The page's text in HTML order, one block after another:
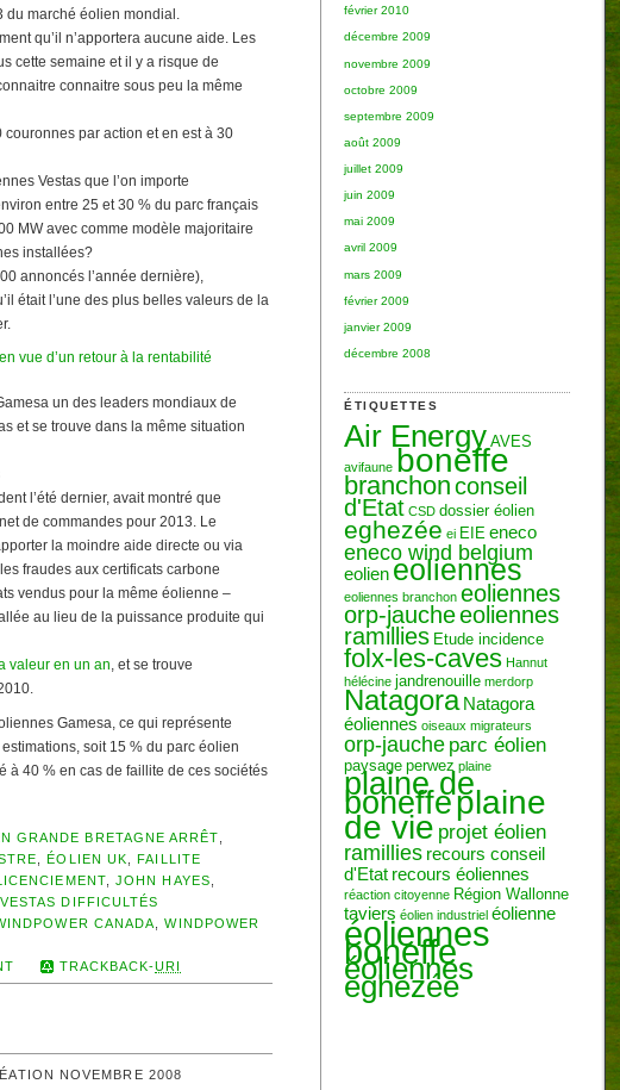
février 2010
décembre 2009
novembre 2009
octobre 2009
septembre 2009
août 2009
juillet 2009
juin 2009
mai 2009
avril 2009
mars 2009
février 2009
janvier 2009
décembre 2008
ÉTIQUETTES
Air Energy AVES
avifaune boneffe
branchonconseil
d'Etat CSD dossier éolien
eghezée ei EIE eneco
eneco wind belgium
eolieneoliennes
eoliennes branchon eoliennes
orp-jaucheeoliennes
ramillies Etude incidence
folx-les-caves Hannut
hélécine jandrenouille merdorp
Natagora Natagora
éoliennes oiseaux migrateurs
orp-jauche parc éolien
paysage perwez plaine
plaine de
boneffeplaine
de vie projet éolien
ramillies recours conseil
d'Etat recours éoliennes
réaction citoyenne Région Wallonne
taviers éolien industriel éolienne
éoliennes
boneffe
éoliennes
eghezée
du marché éolien mondial.
qu’il n’apportera aucune aide. Les
cette semaine et il y a risque de
connaitre sous peu la même
couronnes par action et en est à 30
Vestas que l’on importe
entre 25 et 30 % du parc français
MW avec comme modèle majoritaire
installées?
annoncés l’année dernière),
était l’une des plus belles valeurs de la
vue d’un retour à la rentabilité
un des leaders mondiaux de
et se trouve dans la même situation
l’été dernier, avait montré que
de commandes pour 2013. Le
la moindre aide directe ou via
fraudes aux certificats carbone
vendus pour la même éolienne –
au lieu de la puissance produite qui
valeur en un an, et se trouve
Gamesa, ce qui représente
soit 15 % du parc éolien
à 40 % en cas de faillite de ces sociétés
GRANDE BRETAGNE ARRÊT
,ÉOLIEN UK ,FAILLITE
,JOHN HAYES
VESTAS DIFFICULTÉS
CANADA ,WINDPOWER
TRACKBACK-URI
NOVEMBRE 2008